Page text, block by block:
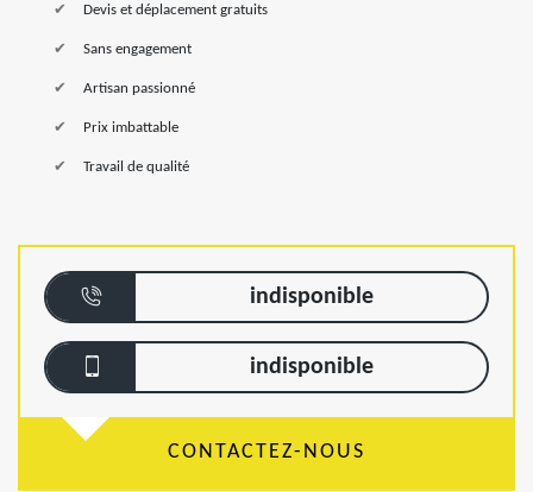
Devis et déplacement gratuits
Sans engagement
Artisan passionné
Prix imbattable
Travail de qualité
indisponible
indisponible
CONTACTEZ-NOUS